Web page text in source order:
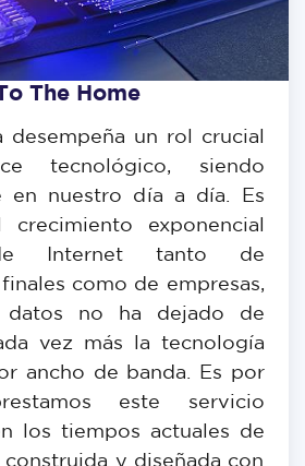
The Home
desempeña un rol crucial
tecnológico, siendo
en nuestro día a día. Es
crecimiento exponencial
Internet tanto de
como de empresas,
no ha dejado de
vez más la tecnología
ancho de banda. Es por
este servicio
los tiempos actuales de
construida y diseñada con